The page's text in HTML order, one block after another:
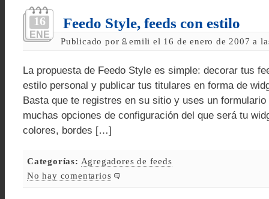
16
ENE
Feedo Style, feeds con estilo
Publicado por emili el 16 de enero de 2007 a
La propuesta de Feedo Style es simple: decorar tus
estilo personal y publicar tus titulares en forma de
Basta que te registres en su sitio y uses un
muchas opciones de configuración del que será tu
colores, bordes […]
Categorías: Agregadores de feeds
No hay comentarios